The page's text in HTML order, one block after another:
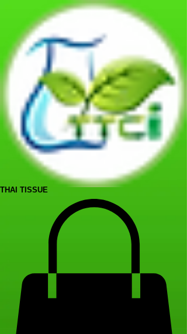
THAI TISSUE